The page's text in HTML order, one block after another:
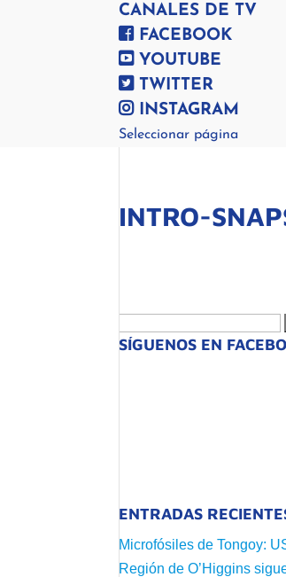
CANALES DE TV
FACEBOOK
YOUTUBE
TWITTER
INSTAGRAM
Seleccionar página
INTRO-
SÍGUENOS EN
ENTRADAS
Microfósiles de Tongoy:
Región de O’Higgins